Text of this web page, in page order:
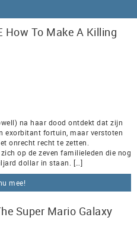
How To Make A Killing
na haar dood ontdekt dat zijn
exorbitant fortuin, maar verstoten
onrecht recht te zetten.
op de zeven familieleden die nog
dollar in staan. […]
mee!
Super Mario Galaxy